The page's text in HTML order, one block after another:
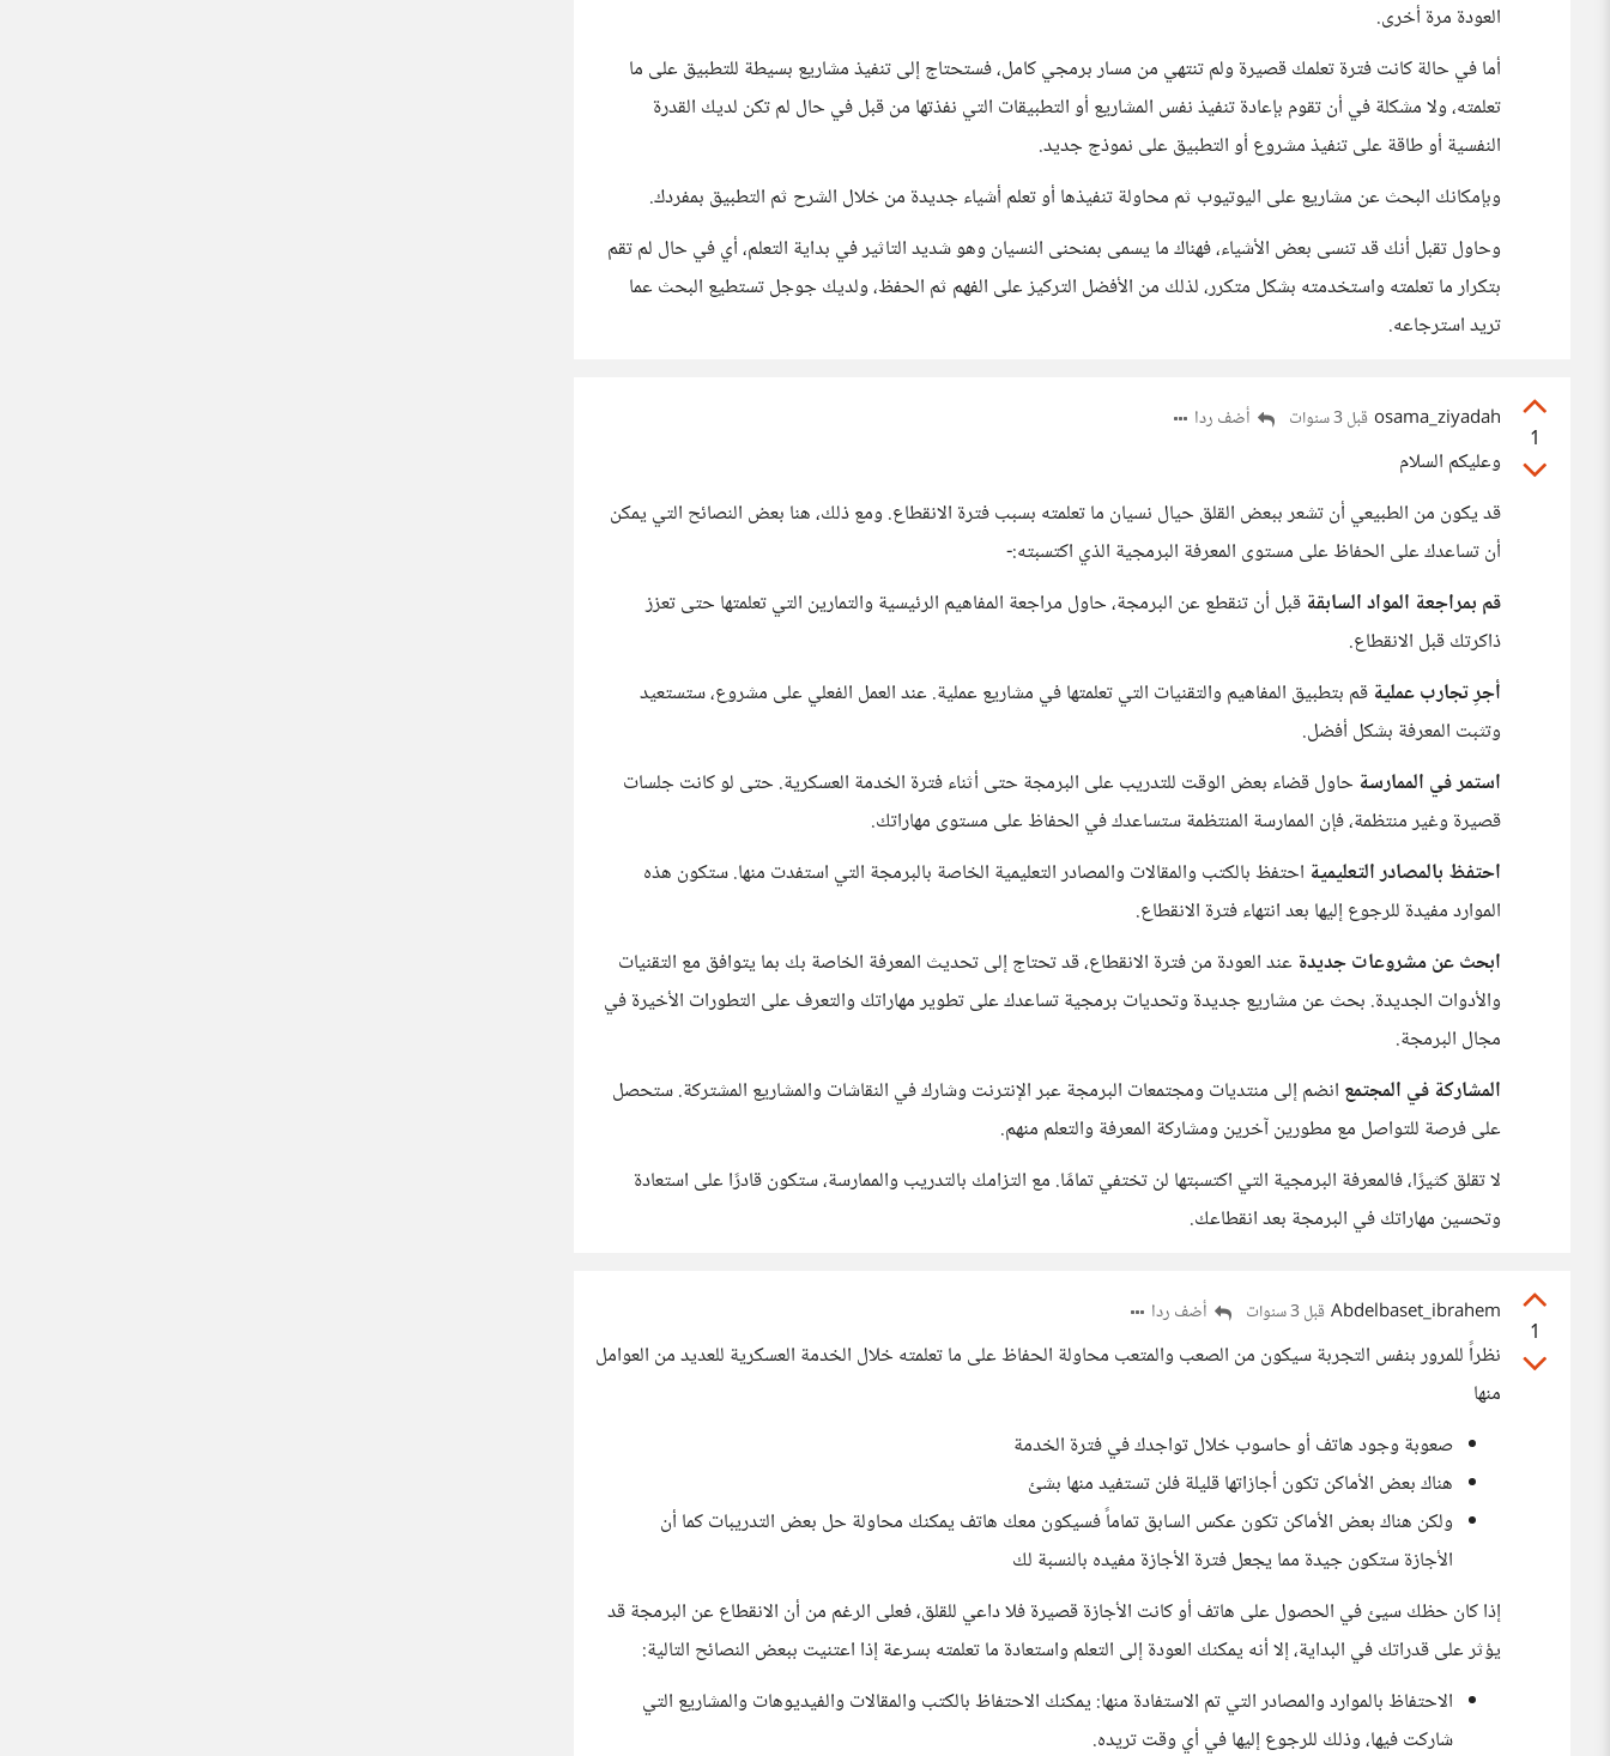
العودة مرة أخرى.
أما في حالة كانت فترة تعلمك قصيرة ولم تنتهي من مسار برمجي كامل، فستحتاج إلى تنفيذ مشاريع بسيطة للتطبيق على ما
تعلمته، ولا مشكلة في أن تقوم بإعادة تنفيذ نفس المشاريع أو التطبيقات التي نفذتها من قبل في حال لم تكن لديك القدرة
النفسية أو طاقة على تنفيذ مشروع أو التطبيق على نموذج جديد.
وبإمكانك البحث عن مشاريع على اليوتيوب ثم محاولة تنفيذها أو تعلم أشياء جديدة من خلال الشرح ثم التطبيق بمفردك.
وحاول تقبل أنك قد تنسى بعض الأشياء، فهناك ما يسمى بمنحنى النسيان وهو شديد التاثير في بداية التعلم، أي في حال لم تقم
بتكرار ما تعلمته واستخدمته بشكل متكرر، لذلك من الأفضل التركيز على الفهم ثم الحفظ، ولديك جوجل تستطيع البحث عما
تريد استرجاعه.
1
osama_ziyadah قبل 3 سنوات أضف ردا
وعليكم السلام
قد يكون من الطبيعي أن تشعر ببعض القلق حيال نسيان ما تعلمته بسبب فترة الانقطاع. ومع ذلك، هنا بعض النصائح التي يمكن
أن تساعدك على الحفاظ على مستوى المعرفة البرمجية الذي اكتسبته:-
قم بمراجعة المواد السابقة قبل أن تنقطع عن البرمجة، حاول مراجعة المفاهيم الرئيسية والتمارين التي تعلمتها حتى تعزز
ذاكرتك قبل الانقطاع.
أجرِ تجارب عملية قم بتطبيق المفاهيم والتقنيات التي تعلمتها في مشاريع عملية. عند العمل الفعلي على مشروع، ستستعيد
وتثبت المعرفة بشكل أفضل.
استمر في الممارسة حاول قضاء بعض الوقت للتدريب على البرمجة حتى أثناء فترة الخدمة العسكرية. حتى لو كانت جلسات
قصيرة وغير منتظمة، فإن الممارسة المنتظمة ستساعدك في الحفاظ على مستوى مهاراتك.
احتفظ بالمصادر التعليمية احتفظ بالكتب والمقالات والمصادر التعليمية الخاصة بالبرمجة التي استفدت منها. ستكون هذه
الموارد مفيدة للرجوع إليها بعد انتهاء فترة الانقطاع.
ابحث عن مشروعات جديدة عند العودة من فترة الانقطاع، قد تحتاج إلى تحديث المعرفة الخاصة بك بما يتوافق مع التقنيات
والأدوات الجديدة. بحث عن مشاريع جديدة وتحديات برمجية تساعدك على تطوير مهاراتك والتعرف على التطورات الأخيرة في
مجال البرمجة.
المشاركة في المجتمع انضم إلى منتديات ومجتمعات البرمجة عبر الإنترنت وشارك في النقاشات والمشاريع المشتركة. ستحصل
على فرصة للتواصل مع مطورين آخرين ومشاركة المعرفة والتعلم منهم.
لا تقلق كثيرًا، فالمعرفة البرمجية التي اكتسبتها لن تختفي تمامًا. مع التزامك بالتدريب والممارسة، ستكون قادرًا على استعادة
وتحسين مهاراتك في البرمجة بعد انقطاعك.
1
Abdelbaset_ibrahem قبل 3 سنوات أضف ردا
نظراً للمرور بنفس التجربة سيكون من الصعب والمتعب محاولة الحفاظ على ما تعلمته خلال الخدمة العسكرية للعديد من العوامل
منها
صعوبة وجود هاتف أو حاسوب خلال تواجدك في فترة الخدمة
هناك بعض الأماكن تكون أجازاتها قليلة فلن تستفيد منها بشئ
ولكن هناك بعض الأماكن تكون عكس السابق تماماً فسيكون معك هاتف يمكنك محاولة حل بعض التدريبات كما أن
الأجازة ستكون جيدة مما يجعل فترة الأجازة مفيده بالنسبة لك
إذا كان حظك سيئ في الحصول على هاتف أو كانت الأجازة قصيرة فلا داعي للقلق، فعلى الرغم من أن الانقطاع عن البرمجة قد
يؤثر على قدراتك في البداية، إلا أنه يمكنك العودة إلى التعلم واستعادة ما تعلمته بسرعة إذا اعتنيت ببعض النصائح التالية:
الاحتفاظ بالموارد والمصادر التي تم الاستفادة منها: يمكنك الاحتفاظ بالكتب والمقالات والفيديوهات والمشاريع التي
شاركت فيها، وذلك للرجوع إليها في أي وقت تريده.